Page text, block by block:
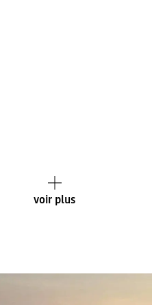
voir plus